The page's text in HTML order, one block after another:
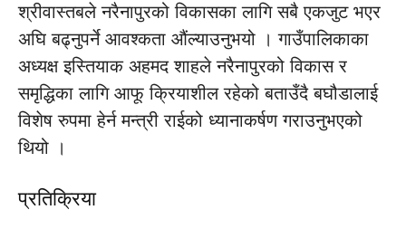
श्रीवास्तबले नरैनापुरको विकासका लागि सबै एकजुट भएर
अघि बढ्नुपर्ने आवश्कता औंल्याउनुभयो । गाउँपालिकाका
अध्यक्ष इस्तियाक अहमद शाहले नरैनापुरको विकास र
समृद्धिका लागि आफू क्रियाशील रहेको बताउँदै बघौडालाई
विशेष रुपमा हेर्न मन्त्री राईको ध्यानाकर्षण गराउनुभएको
थियो ।
प्रतिक्रिया